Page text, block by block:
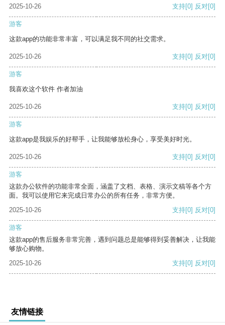
2025-10-26
支持[0] 反对[0]
游客
这款app的功能非常丰富，可以满足我不同的社交需求。
2025-10-26 支持[0] 反对[0]
游客
我喜欢这个软件 作者加油
2025-10-26 支持[0] 反对[0]
游客
这款app是我娱乐的好帮手，让我能够放松身心，享受美好时光。
2025-10-26 支持[0] 反对[0]
游客
这款办公软件的功能非常全面，涵盖了文档、表格、演示文稿等各个方
面。我可以使用它来完成日常办公的所有任务，非常方便。
2025-10-26
支持[0] 反对[0]
游客
这款app的售后服务非常完善，遇到问题总是能够得到妥善解决，让我能
够放心购物。
2025-10-26
支持[0] 反对[0]
友情链接